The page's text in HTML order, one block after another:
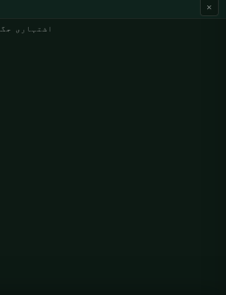
اشتہاری جگہ
×